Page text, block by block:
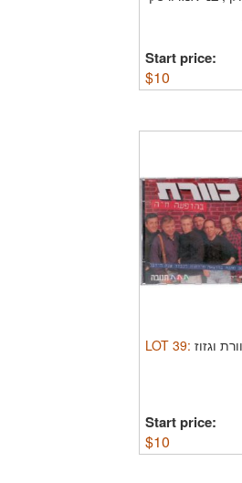
Start price:
$10
LOT 39:
Start price:
$10